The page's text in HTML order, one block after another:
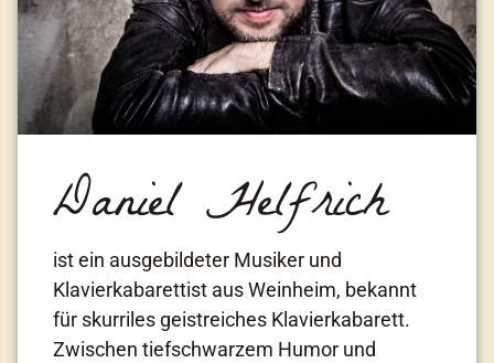
Daniel Helfrich
ist ein ausgebildeter Musiker und
Klavierkabarettist aus Weinheim, bekannt
für skurriles geistreiches Klavierkabarett.
Zwischen tiefschwarzem Humor und